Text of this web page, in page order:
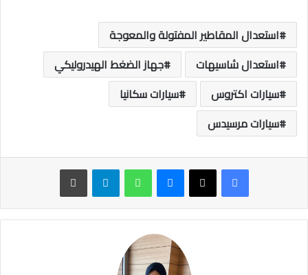
استعدال المقاطير المفتولة والمعوجة
استعدال شاسيهات
جهاز الضغط الهيدروليكي
سيارات اكتروس
سيارات سكانيا
سيارات مرسيدس
ماسنجر واتساب تيلقرام طباعة